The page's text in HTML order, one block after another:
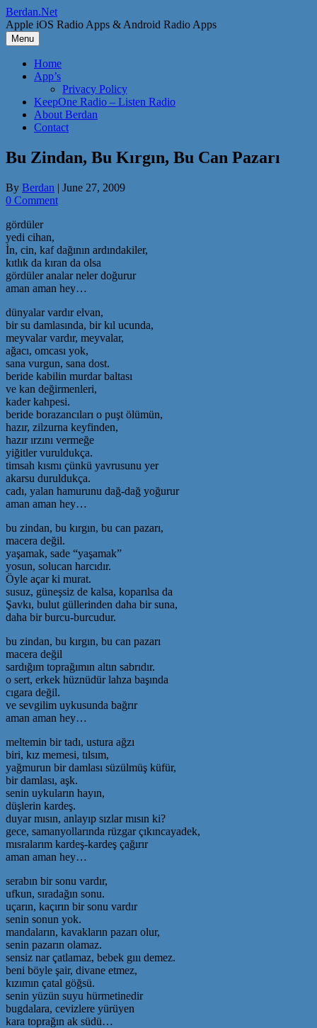
Skip
to
content
Berdan.Net
Apple iOS Radio Apps & Android Radio Apps
Menu
Home
App’s
Privacy Policy
KeepOne Radio – Listen Radio
About Berdan
Contact
Bu Zindan, Bu Kırgın, Bu Can Pazarı
By Berdan | June 27, 2009
0 Comment
gördüler
yedi cihan,
İn, cin, kaf dağının ardındakiler,
kıtlık da kıran da olsa
gördüler analar neler doğurur
aman aman hey…
dünyalar vardır elvan,
bir su damlasında, bir kıl ucunda,
meyvalar vardır, meyvalar,
ağacı, omcası yok,
sana vurgun, sana dost.
beride kabilin murdar baltası
ve kan değirmenleri,
kader kahpesi.
beride borazancıları o puşt ölümün,
hazır, zilzurna keyfinden,
hazır ırzını vermeğe
yiğitler vuruldukça.
timsah kısmı çünkü yavrusunu yer
akarsu duruldukça.
cadı, yalan hamurunu dağ-dağ yoğurur
aman aman hey…
bu zindan, bu kırgın, bu can pazarı,
macera değil.
yaşamak, sade “yaşamak”
yosun, solucan harcıdır.
Öyle açar ki murat.
susuz, güneşsiz de kalsa, koparılsa da
Şavkı, bulut güllerinden daha bir suna,
daha bir burcu-burcudur.
bu zindan, bu kırgın, bu can pazarı
macera değil
sardığım toprağımın altın sabrıdır.
o sert, erkek hüznüdür lahza başında
cıgara değil.
ve sevgilim uykusunda bağrır
aman aman hey…
meltemin bir tadı, ustura ağzı
biri, kız memesi, tılsım,
yağmurun bir damlası süzülmüş küfür,
bir damlası, aşk.
senin uykuların hayın,
düşlerin kardeş.
duyar mısın, anlayıp sızlar mısın ki?
gece, samanyollarında rüzgar çıkıncayadek,
mısralarım kardeş-kardeş çağırır
aman aman hey…
serabın bir sonu vardır,
ufkun, sıradağın sonu.
uçarın, kaçırın bir sonu vardır
senin sonun yok.
mandaların, kavakların pazarı olur,
senin pazarın olamaz.
sensiz nar çatlamaz, bebek gııı demez.
beni böyle şair, divane etmez,
kızımın çatal göğsü.
senin yüzün suyu hürmetinedir
bugdalara, cevizlere yürüyen
kara toprağın ak südü…